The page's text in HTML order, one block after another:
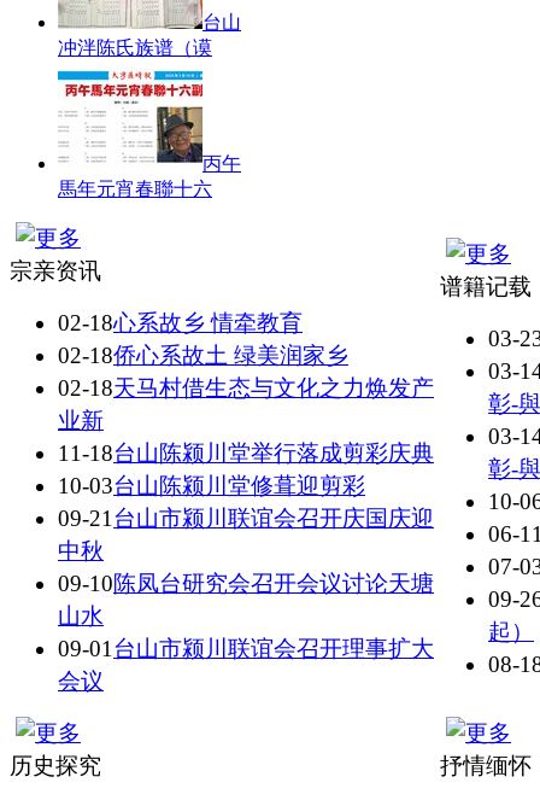
台山
冲泮陈氏族谱（谟
丙午
馬年元宵春聯十六
宗亲资讯
02-18心系故乡 情牵教育
02-18侨心系故土 绿美润家乡
02-18天马村借生态与文化之力焕发产
业新
11-18台山陈颍川堂举行落成剪彩庆典
10-03台山陈颍川堂修葺迎剪彩
09-21 台山市颍川联谊会召开庆国庆迎
中秋
09-10陈凤台研究会召开会议讨论天塘
山水
09-01 台山市颍川联谊会召开理事扩大
会议
谱籍记载
03-
03-
彰-與
03-
彰-與
10-
06-
07-
09-
起）
08-
历史探究 抒情缅怀